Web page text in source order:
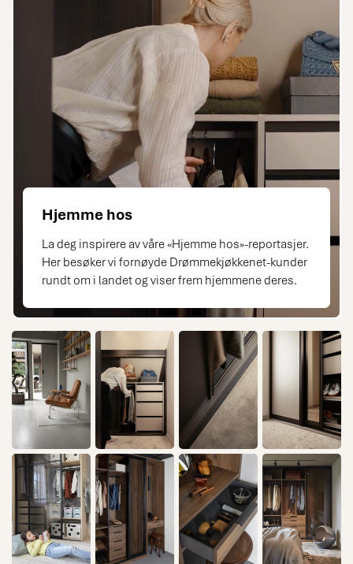
Hjemme hos
La deg inspirere av våre «Hjemme hos»-reportasjer.
Her besøker vi fornøyde Drømmekjøkkenet-kunder
rundt om i landet og viser frem hjemmene deres.